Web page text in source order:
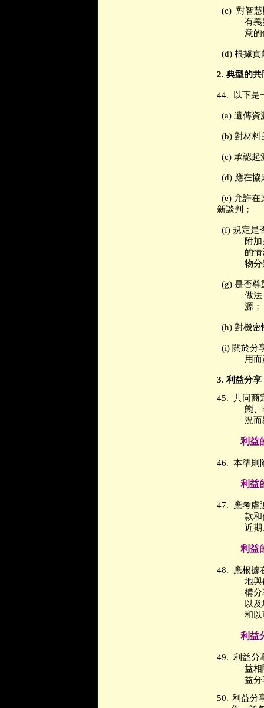
(c) 對智
有
意
(d) 根據貢
2. 典型的共
44. 以下是
(a) 遺傳資
(b) 對材料
(c) 承認起
(d) 應在協
(e) 允許在
新談判；
(f) 規定是
附
的
物
(g) 是否尊
做
源；
(h) 對機密
(i) 關於分
用
3. 利益分享
45. 共同商
態
況
利益
46. 本準則
利益
47.
應考慮
款
近
利益
48.
應根據
地
構
以
和
利益
49. 利益分
益
益
50. 利益分